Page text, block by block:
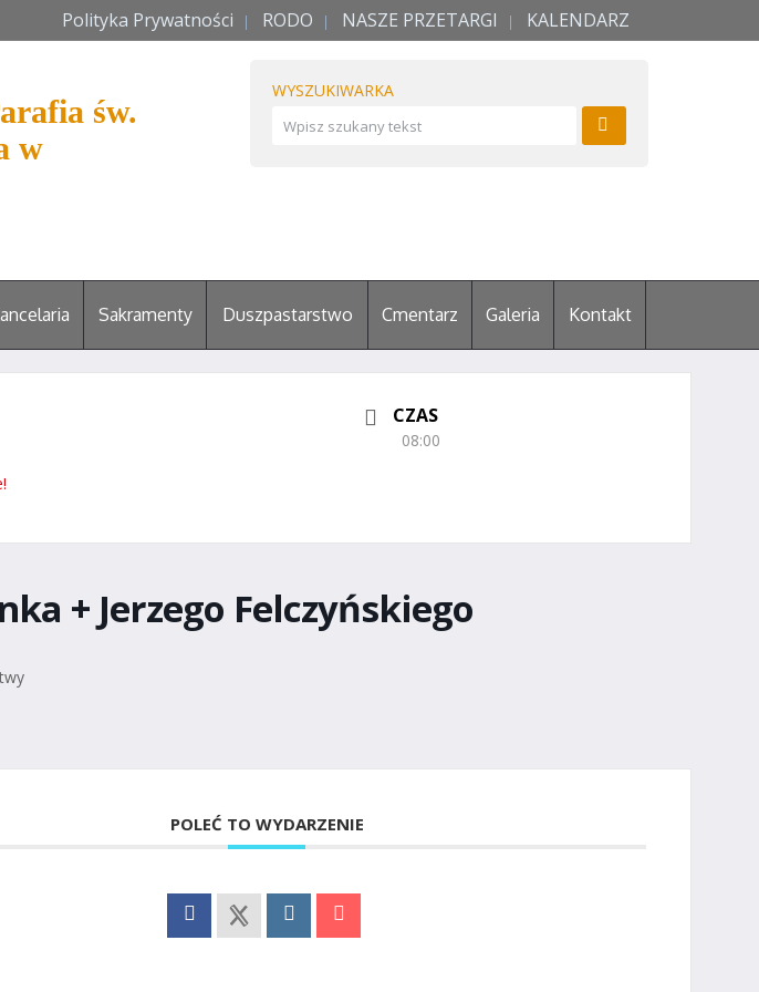
Polityka Prywatności RODO NASZE PRZETARGI KALENDARZ
św.
w
WYSZUKIWARKA
Sakramenty Duszpastarstwo Cmentarz Galeria Kontakt
CZAS
08:00
+ Jerzego Felczyńskiego
POLEĆ TO WYDARZENIE